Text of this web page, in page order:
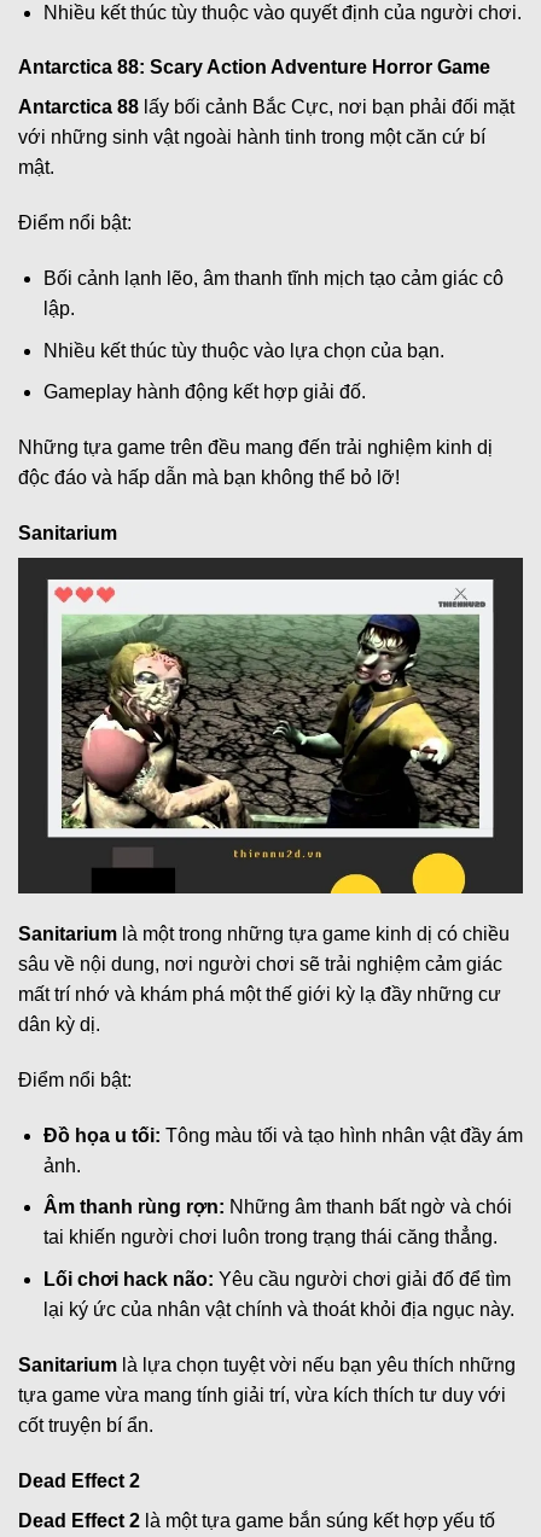
Nhiều kết thúc tùy thuộc vào quyết định của người chơi.
Antarctica 88: Scary Action Adventure Horror Game
Antarctica 88 lấy bối cảnh Bắc Cực, nơi bạn phải đối mặt
với những sinh vật ngoài hành tinh trong một căn cứ bí
mật.
Điểm nổi bật:
Bối cảnh lạnh lẽo, âm thanh tĩnh mịch tạo cảm giác cô
lập.
Nhiều kết thúc tùy thuộc vào lựa chọn của bạn.
Gameplay hành động kết hợp giải đố.
Những tựa game trên đều mang đến trải nghiệm kinh dị
độc đáo và hấp dẫn mà bạn không thể bỏ lỡ!
Sanitarium
Sanitarium là một trong những tựa game kinh dị có chiều
sâu về nội dung, nơi người chơi sẽ trải nghiệm cảm giác
mất trí nhớ và khám phá một thế giới kỳ lạ đầy những cư
dân kỳ dị.
Điểm nổi bật:
Đồ họa u tối: Tông màu tối và tạo hình nhân vật đầy ám
ảnh.
Âm thanh rùng rợn: Những âm thanh bất ngờ và chói
tai khiến người chơi luôn trong trạng thái căng thẳng.
Lối chơi hack não: Yêu cầu người chơi giải đố để tìm
lại ký ức của nhân vật chính và thoát khỏi địa ngục này.
Sanitarium là lựa chọn tuyệt vời nếu bạn yêu thích những
tựa game vừa mang tính giải trí, vừa kích thích tư duy với
cốt truyện bí ẩn.
Dead Effect 2
Dead Effect 2 là một tựa game bắn súng kết hợp yếu tố